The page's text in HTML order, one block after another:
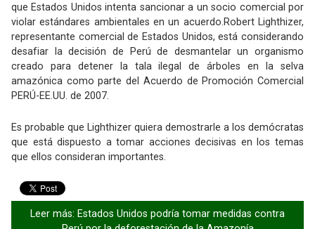
que Estados Unidos intenta sancionar a un socio comercial por
violar estándares ambientales en un acuerdo.Robert Lighthizer,
representante comercial de Estados Unidos, está considerando
desafiar la decisión de Perú de desmantelar un organismo
creado para detener la tala ilegal de árboles en la selva
amazónica como parte del Acuerdo de Promoción Comercial
PERÚ-EE.UU. de 2007.
Es probable que Lighthizer quiera demostrarle a los demócratas
que está dispuesto a tomar acciones decisivas en los temas
que ellos consideran importantes.
Leer más: Estados Unidos podría tomar medidas contra